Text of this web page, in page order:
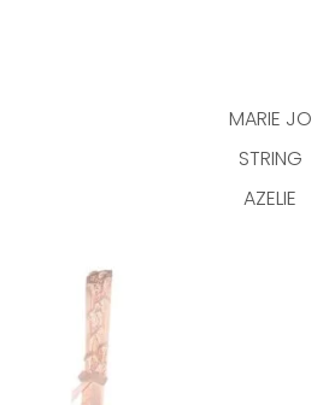
MARIE JO
STRING
AZELIE